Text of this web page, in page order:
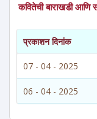
कवितेची बाराखडी आणि
प्रकाशन दिनांक
07 - 04 - 2025
06 - 04 - 2025